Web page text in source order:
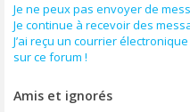
Je ne peux pas envoyer de
Je continue à recevoir des
J’ai reçu un courrier
sur ce forum !
Amis et ignorés